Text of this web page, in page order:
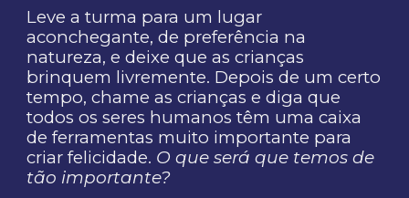
Leve a turma para um lugar
aconchegante, de preferência na
natureza, e deixe que as crianças
brinquem livremente. Depois de um certo
tempo, chame as crianças e diga que
todos os seres humanos têm uma caixa
de ferramentas muito importante para
criar felicidade. O que será que temos de
tão importante?